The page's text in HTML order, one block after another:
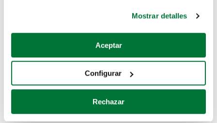
Si lo permite, también quisiéramos:
Recopilar información sobre su ubicación geográfica
Identificar su dispositivo analizándolo activamente
para buscar características específicas (huellas
Obtenga más información sobre cómo se procesan sus
Mostrar detalles
Aceptar
Configurar
Rechazar
Coches de segunda mano
Coches de km0